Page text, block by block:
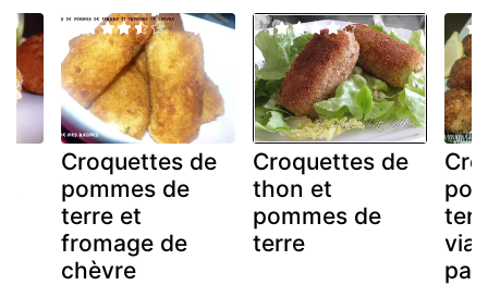
Croquettes de
pommes de
terre et
fromage de
chèvre
Croquettes de
thon et
pommes de
terre